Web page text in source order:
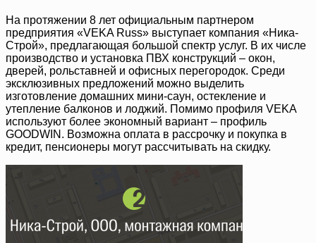
На протяжении 8 лет официальным партнером
предприятия «VEKA Russ» выступает компания «Ника-
Строй», предлагающая большой спектр услуг. В их числе
производство и установка ПВХ конструкций – окон,
дверей, рольставней и офисных перегородок. Среди
эксклюзивных предложений можно выделить
изготовление домашних мини-саун, остекление и
утепление балконов и лоджий. Помимо профиля VEKA
используют более экономный вариант – профиль
GOODWIN. Возможна оплата в рассрочку и покупка в
кредит, пенсионеры могут рассчитывать на скидку.